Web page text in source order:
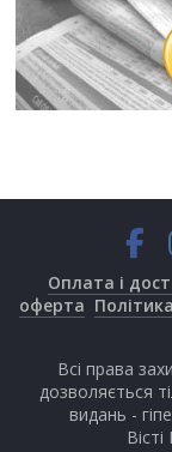
Оплата і
оферта
Всі права
дозволяється
видань -